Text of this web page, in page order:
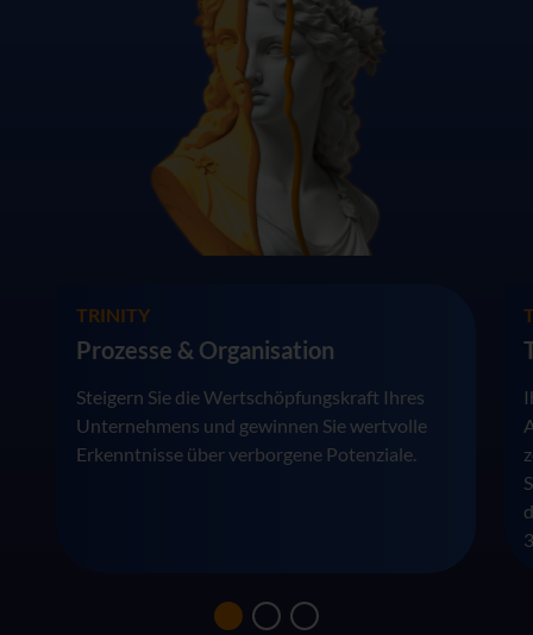
TRINITY
Prozesse & Organisation
Steigern Sie die Wertschöpfungskraft Ihres
Unternehmens und gewinnen Sie wertvolle
Erkenntnisse über verborgene Potenziale.